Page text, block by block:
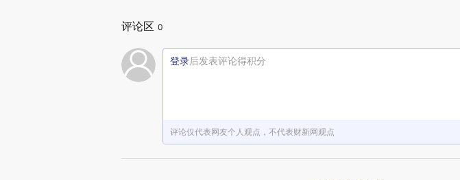
评论区 0
登录后发表评论得积分
评论仅代表网友个人观点，不代表财新网观点